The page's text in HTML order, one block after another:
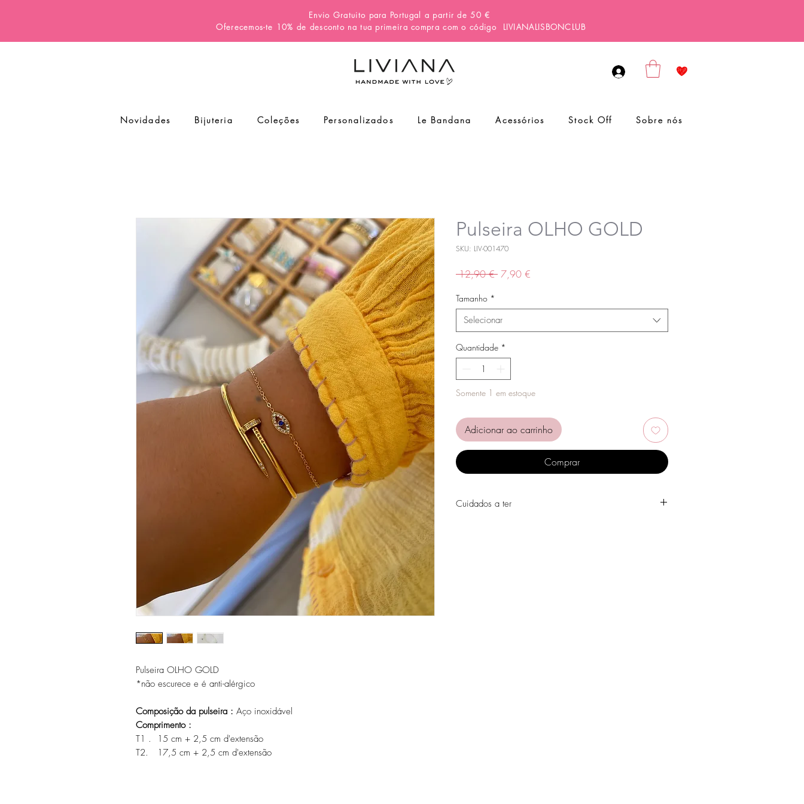
Envio Gratuito para Portugal a partir de 50 €
Oferecemos-te 10% de desconto na tua primeira compra com o código
LIVIANALISBONCLUB
Novidades Bijuteria Coleções Personalizados Le Bandana Acessórios Stock Off Sobre nós
Pulseira OLHO GOLD
*não escurece e é anti-alérgico
Composição da pulseira : Aço inoxidável
Comprimento :
T1 . 15 cm + 2,5 cm d'extensão
T2. 17,5 cm + 2,5 cm d'extensão
Pulseira OLHO GOLD
SKU: LIV-001470
12,90 € Preço
7,90 €
Tamanho *
Selecionar
Quantidade *
Somente 1 em estoque
Adicionar ao carrinho
Comprar
Cuidados a ter